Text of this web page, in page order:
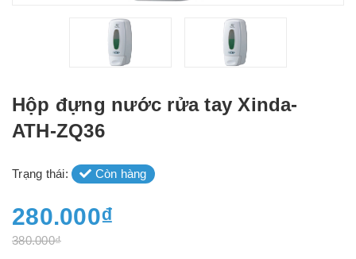
Hộp đựng nước rửa tay Xinda-
ATH-ZQ36
Trạng thái: Còn hàng
280.000₫
380.000₫